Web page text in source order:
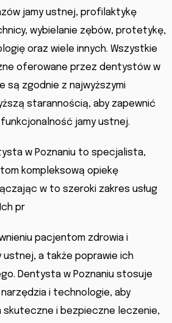
jamy ustnej, profilaktykę
wybielanie zębów, protetykę,
oraz wiele innych. Wszystkie
oferowane przez dentystów w
są zgodnie z najwyższymi
starannością, aby zapewnić
jamy ustnej.
w Poznaniu to specjalista,
kompleksową opiekę
w to szeroki zakres usług
pr
pacjentom zdrowia i
ustnej, a także poprawie ich
Dentysta w Poznaniu stosuje
i technologie, aby
skuteczne i bezpieczne leczenie,